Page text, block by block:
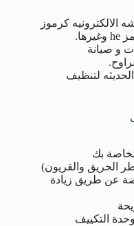
الالكترونيه كرموز
و صيانة
لتنظيف
بك
الحريق والفريون)
عن طريق زيادة
التكييف